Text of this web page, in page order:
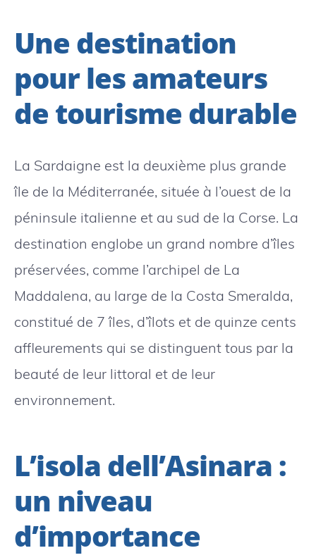
Une destination
pour les amateurs
de tourisme durable
La Sardaigne est la deuxième plus grande
île de la Méditerranée, située à l’ouest de la
péninsule italienne et au sud de la Corse. La
destination englobe un grand nombre d’îles
préservées, comme l’archipel de La
Maddalena, au large de la Costa Smeralda,
constitué de 7 îles, d’îlots et de quinze cents
affleurements qui se distinguent tous par la
beauté de leur littoral et de leur
environnement.
L’isola dell’Asinara :
un niveau
d’importance